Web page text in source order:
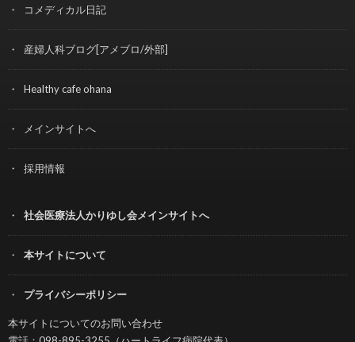
コメディカル日記
産婦人科ブログ[アメブロ/外部]
Healthy cafe ohana
メインサイトへ
採用情報
社会医療法人かりゆし会メインサイトへ
本サイトについて
プライバシーポリシー
本サイトについてのお問い合わせ